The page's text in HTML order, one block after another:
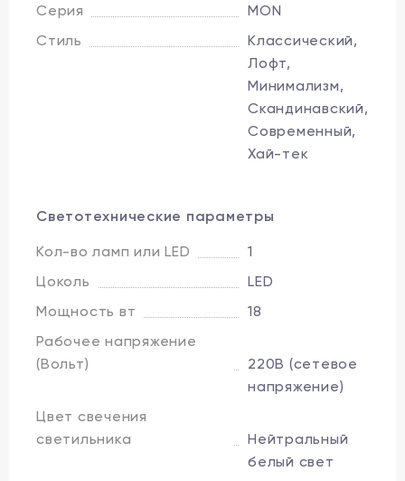
Серия
MON
Стиль
Классический,
Лофт,
Минимализм,
Скандинавский,
Современный,
Хай-тек
Светотехнические параметры
Кол-во ламп или LED
1
Цоколь
LED
Мощность вт
18
Рабочее напряжение
(Вольт)
220В (сетевое
напряжение)
Цвет свечения
светильника
Нейтральный
белый свет